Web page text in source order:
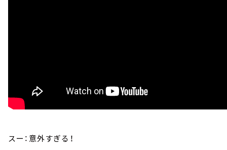
スー：意外すぎる！